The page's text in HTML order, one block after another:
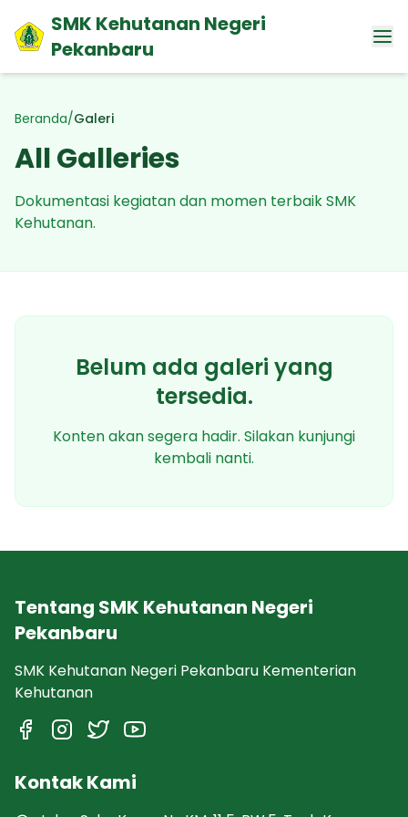
SMK Kehutanan Negeri
Pekanbaru
Beranda/Galeri
All Galleries
Dokumentasi kegiatan dan momen terbaik SMK
Kehutanan.
Belum ada galeri yang
tersedia.
Konten akan segera hadir. Silakan kunjungi
kembali nanti.
Tentang SMK Kehutanan Negeri
Pekanbaru
SMK Kehutanan Negeri Pekanbaru Kementerian
Kehutanan
Kontak Kami